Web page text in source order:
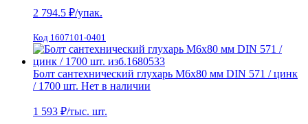
2 794.5 ₽/упак.
Код 1607101-0401
Болт сантехнический глухарь М6х80 мм DIN 571 / цинк
/ 1700 шт. Нет в наличии
1 593 ₽/тыс. шт.